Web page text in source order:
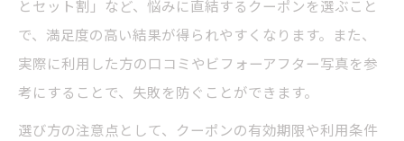
美容院クーポンで美しい仕上がりを目指す
工夫
美容院のクーポン条件を最大限活かすコツ
とセット割」など、悩みに直結するクーポンを選ぶこと
で、満足度の高い結果が得られやすくなります。また、
実際に利用した方の口コミやビフォーアフター写真を参
考にすることで、失敗を防ぐことができます。
選び方の注意点として、クーポンの有効期限や利用条件